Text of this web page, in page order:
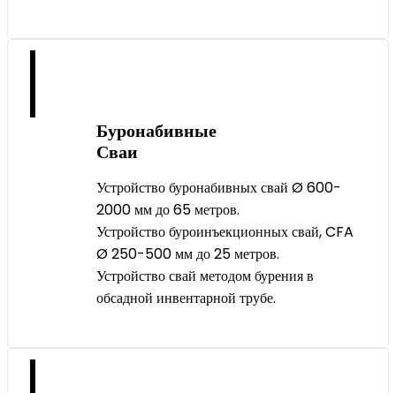
Буронабивные
Сваи
Устройство буронабивных свай Ø 600-
2000 мм до 65 метров.
Устройство буроинъекционных свай, CFA
Ø 250-500 мм до 25 метров.
Устройство свай методом бурения в
обсадной инвентарной трубе.